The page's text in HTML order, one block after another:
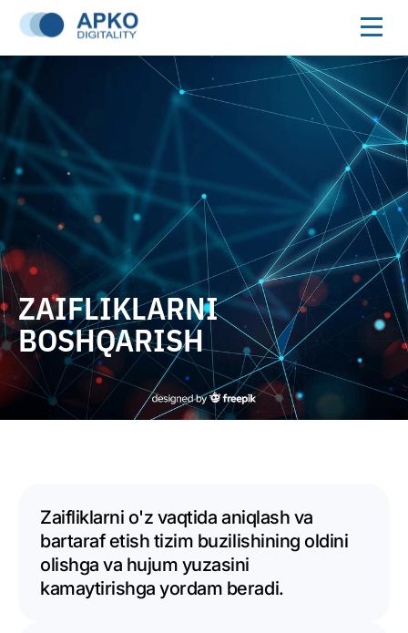
ZAIFLIKLARNI
BOSHQARISH
Zaifliklarni o'z vaqtida aniqlash va
bartaraf etish tizim buzilishining oldini
olishga va hujum yuzasini
kamaytirishga yordam beradi.